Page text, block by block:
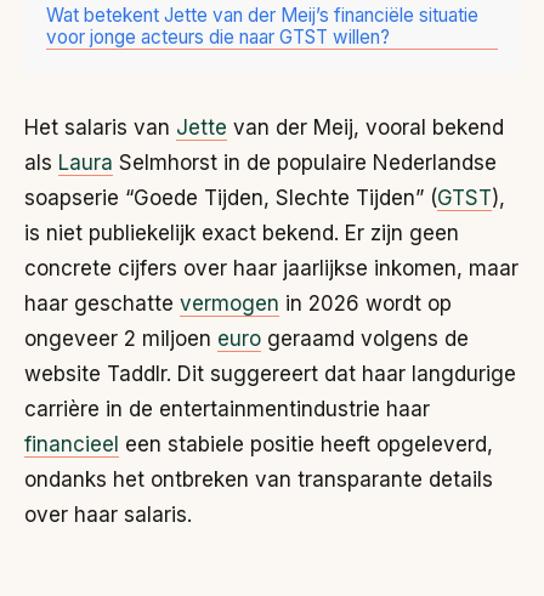
Wat betekent Jette van der Meij’s financiële situatie
voor jonge acteurs die naar GTST willen?
Het salaris van Jette van der Meij, vooral bekend
als Laura Selmhorst in de populaire Nederlandse
soapserie “Goede Tijden, Slechte Tijden” (GTST),
is niet publiekelijk exact bekend. Er zijn geen
concrete cijfers over haar jaarlijkse inkomen, maar
haar geschatte vermogen in 2026 wordt op
ongeveer 2 miljoen euro geraamd volgens de
website Taddlr. Dit suggereert dat haar langdurige
carrière in de entertainmentindustrie haar
financieel een stabiele positie heeft opgeleverd,
ondanks het ontbreken van transparante details
over haar salaris.